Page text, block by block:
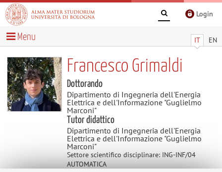
Login
IT EN
Menu
Francesco Grimaldi
Dottorando
Dipartimento di Ingegneria dell'Energia
Elettrica e dell'Informazione "Guglielmo
Marconi"
Tutor didattico
Dipartimento di Ingegneria dell'Energia
Elettrica e dell'Informazione "Guglielmo
Marconi"
Settore scientifico disciplinare: ING-INF/04
AUTOMATICA